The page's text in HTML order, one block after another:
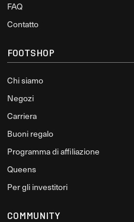
FAQ
Contatto
FOOTSHOP
Chi siamo
Negozi
Carriera
Buoni regalo
Programma di affiliazione
Queens
Per gli investitori
COMMUNITY